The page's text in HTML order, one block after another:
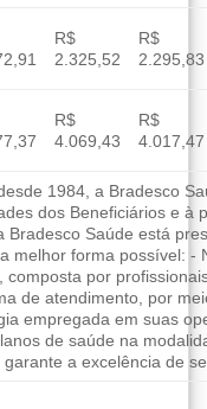
R$
2.325,52
R$
2.295,83
R$
4.069,43
R$
4.017,47
1984, a Bradesco
dos Beneficiários e
Bradesco Saúde está
melhor forma possível:
por
de atendimento, por
empregada em suas
de saúde na
a excelência de